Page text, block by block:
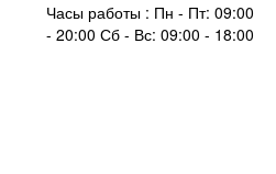
Часы работы : Пн - Пт: 09:00
- 20:00 Сб - Вс: 09:00 - 18:00